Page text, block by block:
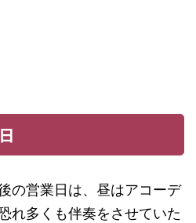
の営業日は、昼はアコーデ
れ多くも伴奏をさせていた